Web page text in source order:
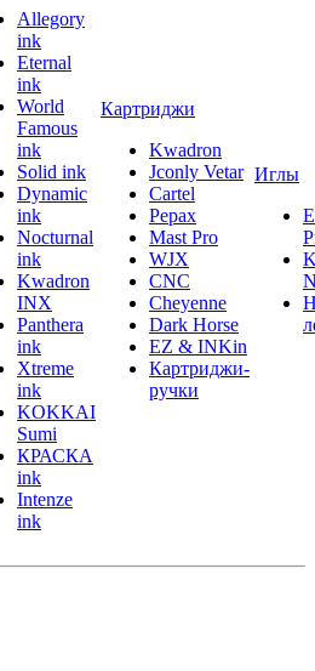
Allegory
ink
Eternal
ink
World
Famous
ink
Solid ink
Dynamic
ink
Nocturnal
ink
Kwadron
INX
Panthera
ink
Xtreme
ink
KOKKAI
Sumi
КРАСКА
ink
Intenze
ink
Картриджи
Kwadron
Jconly Vetar
Cartel
Pepax
Mast Pro
WJX
CNC
Cheyenne
Dark Horse
EZ & INKin
Картриджи-
ручки
Иглы